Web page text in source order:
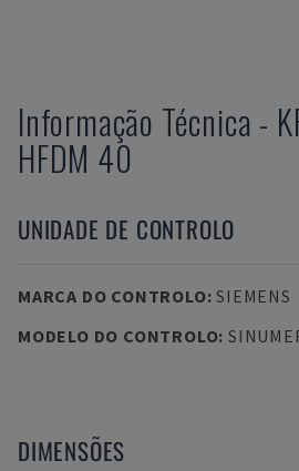
Informação Técnica -
HFDM 40
UNIDADE DE CONTROLO
MARCA DO CONTROLO:SIEMENS
MODELO DO CONTROLO:
DIMENSÕES